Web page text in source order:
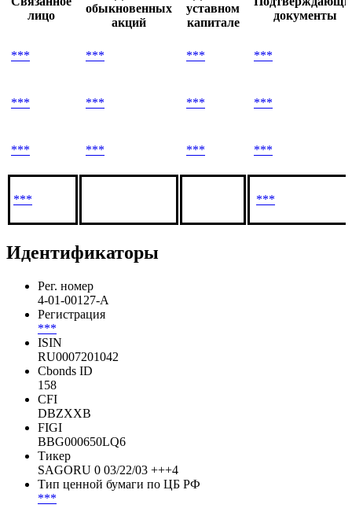
лицо
обыкновенных
акций
уставном
капитале
документы
*** *** *** ***
*** *** *** ***
*** *** *** ***
*** ***
Идентификаторы
Рег. номер
4-01-00127-A
Регистрация
***
ISIN
RU0007201042
Cbonds ID
158
CFI
DBZXXB
FIGI
BBG000650LQ6
Тикер
SAGORU 0 03/22/03 +++4
Тип ценной бумаги по ЦБ РФ
***